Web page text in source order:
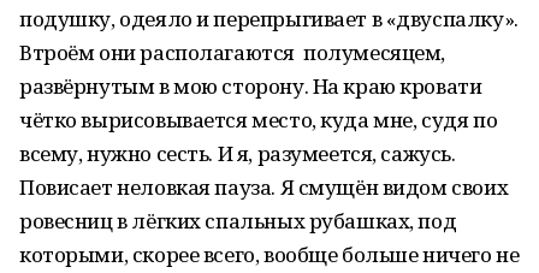
подушку, одеяло и перепрыгивает в «двуспалку».
Втроём они располагаются полумесяцем,
развёрнутым в мою сторону. На краю кровати
чётко вырисовывается место, куда мне, судя по
всему, нужно сесть. И я, разумеется, сажусь.
Повисает неловкая пауза. Я смущён видом своих
ровесниц в лёгких спальных рубашках, под
которыми, скорее всего, вообще больше ничего не